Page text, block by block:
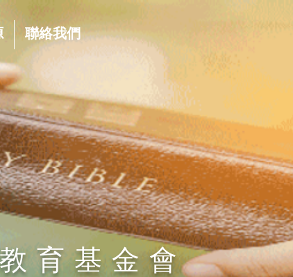
聯絡我們
育基金會